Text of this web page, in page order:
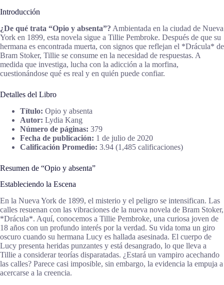
Introducción
¿De qué trata “Opio y absenta”? Ambientada en la ciudad de Nueva
York en 1899, esta novela sigue a Tillie Pembroke. Después de que su
hermana es encontrada muerta, con signos que reflejan el *Drácula* de
Bram Stoker, Tillie se consume en la necesidad de respuestas. A
medida que investiga, lucha con la adicción a la morfina,
cuestionándose qué es real y en quién puede confiar.
Detalles del Libro
Título: Opio y absenta
Autor: Lydia Kang
Número de páginas: 379
Fecha de publicación: 1 de julio de 2020
Calificación Promedio: 3.94 (1,485 calificaciones)
Resumen de “Opio y absenta”
Estableciendo la Escena
En la Nueva York de 1899, el misterio y el peligro se intensifican. Las
calles resuenan con las vibraciones de la nueva novela de Bram Stoker,
*Drácula*. Aquí, conocemos a Tillie Pembroke, una curiosa joven de
18 años con un profundo interés por la verdad. Su vida toma un giro
oscuro cuando su hermana Lucy es hallada asesinada. El cuerpo de
Lucy presenta heridas punzantes y está desangrado, lo que lleva a
Tillie a considerar teorías disparatadas. ¿Estará un vampiro acechando
las calles? Parece casi imposible, sin embargo, la evidencia la empuja a
acercarse a la creencia.